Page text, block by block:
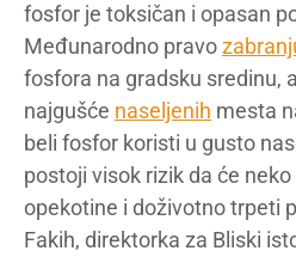
fosfor je toksičan i opasan
Međunarodno pravo
fosfora na gradsku sredinu,
najgušće naseljenih mesta
beli fosfor koristi u gusto
postoji visok rizik da će
opekotine i doživotno trpeti
Fakih, direktorka za Bliski